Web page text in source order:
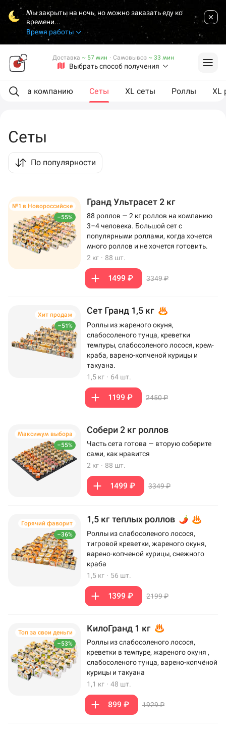
Мы закрыты на ночь, но можно заказать еду ко
времени...
Время работы
Выбрать способ получения
Доставка ~ 57 мин · Самовывоз ~ 33 мин
На компанию Сеты XL сеты Роллы XL
Сеты
По популярности
–55%
№1 в Новороссийске Гранд Ультрасет 2 кг
88 роллов — 2 кг роллов на компанию
3–4 человека. Большой сет с
популярными роллами, когда хочется
много роллов и не хочется готовить.
2 кг · 88 шт.
1499 ₽ 3349 ₽
–51%
Хит продаж Сет Гранд 1,5 кг
Роллы из жареного окуня,
слабосоленого тунца, креветки
темпуры, слабосоленого лосося, крем-
краба, варено-копченой курицы и
такуана.
1,5 кг · 64 шт.
1199 ₽ 2450 ₽
–55%
Максимум выбора Собери 2 кг роллов
Часть сета готова — вторую соберите
сами, как нравится
2 кг · 88 шт.
1499 ₽ 3349 ₽
–36%
Горячий фаворит 1,5 кг теплых роллов
Роллы из слабосоленого лосося,
тигровой креветки, жареного окуня,
варено-копченой курицы, снежного
краба
1,5 кг · 56 шт.
1399 ₽ 2199 ₽
–53%
Топ за свои деньги КилоГранд 1 кг
Роллы из слабосоленого лосося,
креветки в темпуре, жареного окуня ,
слабосоленого тунца, варено-копчёной
курицы и такуана
1,1 кг · 48 шт.
899 ₽ 1929 ₽